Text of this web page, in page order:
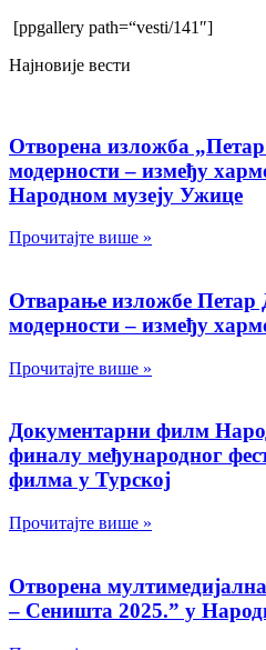
[ppgallery path=“vesti/141″]
Најновије вести
Отворена изложба
модерности – између
Народном музеју Ужице
Прочитајте више »
Отварање изложбе Петар
модерности – између
Прочитајте више »
Документарни филм
финалу међународног
филма у Турској
Прочитајте више »
Отворена
– Сеништа 2025.” у